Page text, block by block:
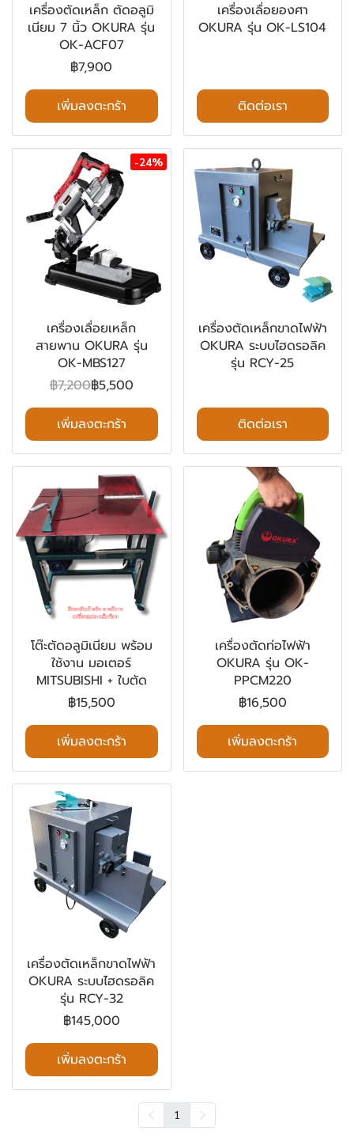
เครื่องตัดเหล็ก ตัดอลูมิ
เนียม 7 นิ้ว OKURA รุ่น
OK-ACF07
฿7,900
เพิ่มลงตะกร้า
เครื่องเลื่อยองศา
OKURA รุ่น OK-LS104
ติดต่อเรา
-24%
เครื่องเลื่อยเหล็ก
สายพาน OKURA รุ่น
OK-MBS127
฿7,200฿5,500
เพิ่มลงตะกร้า
เครื่องตัดเหล็กขาดไฟฟ้า
OKURA ระบบไฮดรอลิค
รุ่น RCY-25
ติดต่อเรา
โต๊ะตัดอลูมิเนียม พร้อม
ใช้งาน มอเตอร์
MITSUBISHI + ใบตัด
฿15,500
เพิ่มลงตะกร้า
เครื่องตัดท่อไฟฟ้า
OKURA รุ่น OK-
PPCM220
฿16,500
เพิ่มลงตะกร้า
เครื่องตัดเหล็กขาดไฟฟ้า
OKURA ระบบไฮดรอลิค
รุ่น RCY-32
฿145,000
เพิ่มลงตะกร้า
1